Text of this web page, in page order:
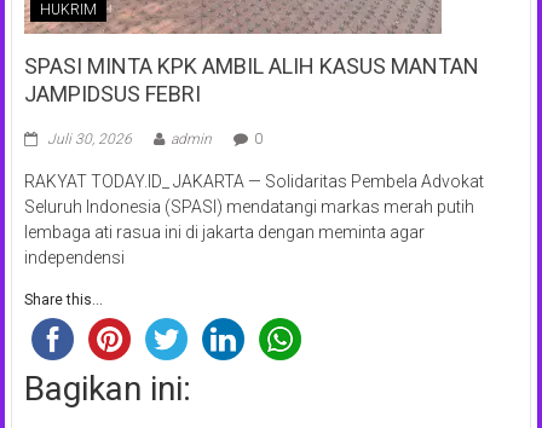
HUKRIM
SPASI MINTA KPK AMBIL ALIH KASUS MANTAN
JAMPIDSUS FEBRI
Juli 30, 2026 admin 0
RAKYAT TODAY.ID_ JAKARTA — Solidaritas Pembela Advokat
Seluruh Indonesia (SPASI) mendatangi markas merah putih
lembaga ati rasua ini di jakarta dengan meminta agar
independensi
Share this...
Bagikan ini: